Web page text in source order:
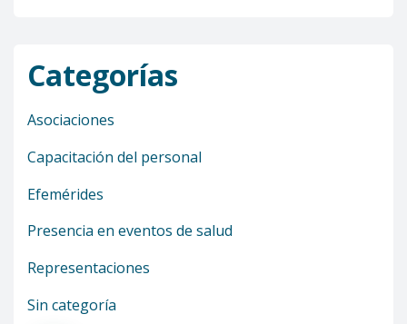
Categorías
Asociaciones
Capacitación del personal
Efemérides
Presencia en eventos de salud
Representaciones
Sin categoría